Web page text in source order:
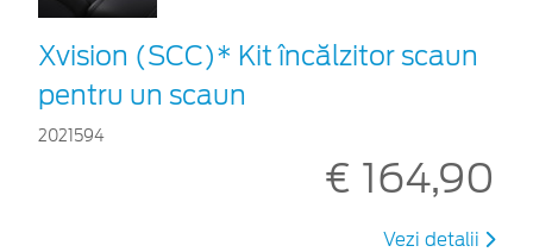
Xvision (SCC)* Kit încălzitor scaun
pentru un scaun
2021594
€ 164,90
Vezi detalii